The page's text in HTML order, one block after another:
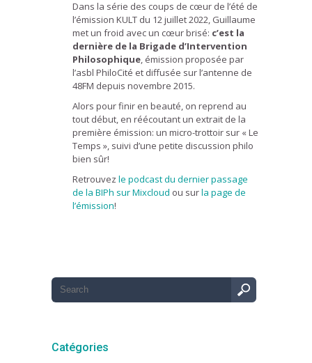
Dans la série des coups de cœur de l’été de
l’émission KULT du 12 juillet 2022, Guillaume
met un froid avec un cœur brisé: c’est la
dernière de la Brigade d’Intervention
Philosophique , émission proposée par
l’asbl PhiloCité et diffusée sur l’antenne de
48FM depuis novembre 2015.
Alors pour finir en beauté, on reprend au
tout début, en réécoutant un extrait de la
première émission: un micro-trottoir sur « Le
Temps », suivi d’une petite discussion philo
bien sûr!
Retrouvez le podcast du dernier passage
de la BIPh sur Mixcloud ou surla page de
l’émission!
Catégories